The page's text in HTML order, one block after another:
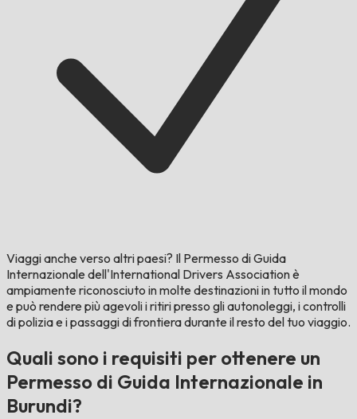
Viaggi anche verso altri paesi? Il Permesso di Guida
Internazionale dell'International Drivers Association è
ampiamente riconosciuto in molte destinazioni in tutto il mondo
e può rendere più agevoli i ritiri presso gli autonoleggi, i controlli
di polizia e i passaggi di frontiera durante il resto del tuo viaggio.
Quali sono i requisiti per ottenere un
Permesso di Guida Internazionale in
Burundi?